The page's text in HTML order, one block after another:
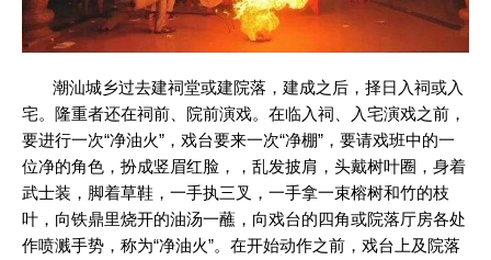
潮汕城乡过去建祠堂或建院落，建成之后，择日入祠或入
宅。隆重者还在祠前、院前演戏。在临入祠、入宅演戏之前，
要进行一次“净油火”，戏台要来一次“净棚”，要请戏班中的一
位净的角色，扮成竖眉红脸，，乱发披肩，头戴树叶圈，身着
武士装，脚着草鞋，一手执三叉，一手拿一束榕树和竹的枝
叶，向铁鼎里烧开的油汤一蘸，向戏台的四角或院落厅房各处
作喷溅手势，称为“净油火”。在开始动作之前，戏台上及院落